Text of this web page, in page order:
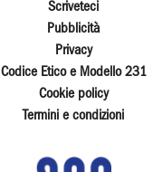
Scriveteci
Pubblicità
Privacy
Codice Etico e Modello 231
Cookie policy
Termini e condizioni